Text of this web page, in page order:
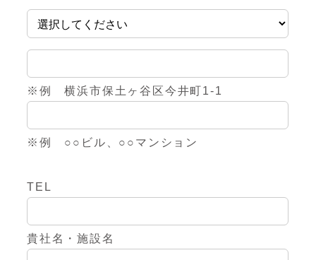
※例 横浜市保土ヶ谷区今井町1-1
※例 ○○ビル、○○マンション
TEL
貴社名・施設名